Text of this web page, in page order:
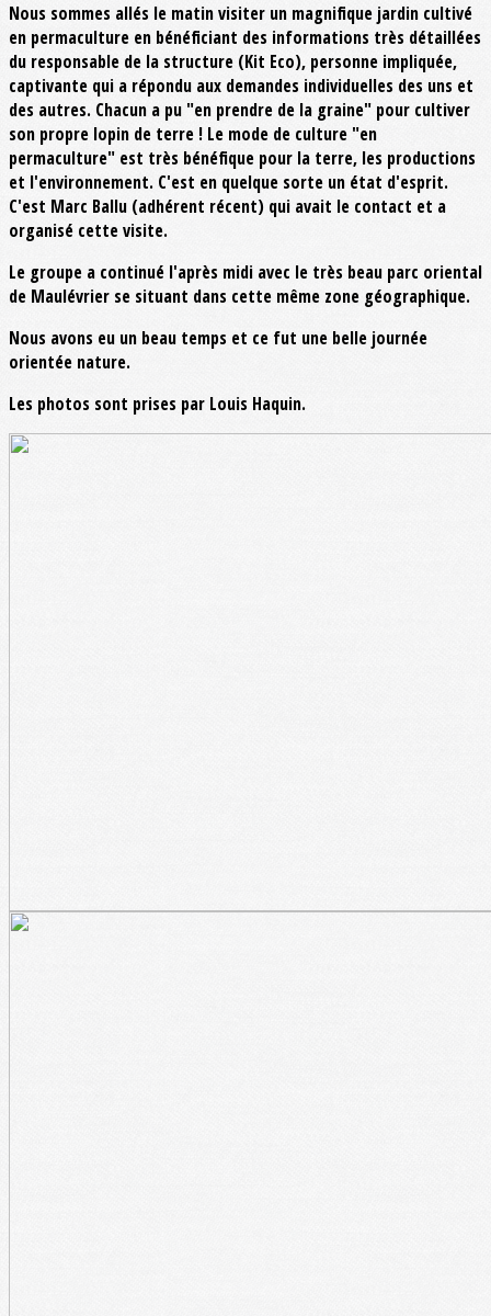
Nous sommes allés le matin visiter un magnifique jardin cultivé
en permaculture en bénéficiant des informations très détaillées
du responsable de la structure (Kit Eco), personne impliquée,
captivante qui a répondu aux demandes individuelles des uns et
des autres. Chacun a pu "en prendre de la graine" pour cultiver
son propre lopin de terre ! Le mode de culture "en
permaculture" est très bénéfique pour la terre, les productions
et l'environnement. C'est en quelque sorte un état d'esprit.
C'est Marc Ballu (adhérent récent) qui avait le contact et a
organisé cette visite.
Le groupe a continué l'après midi avec le très beau parc oriental
de Maulévrier se situant dans cette même zone géographique.
Nous avons eu un beau temps et ce fut une belle journée
orientée nature.
Les photos sont prises par Louis Haquin.